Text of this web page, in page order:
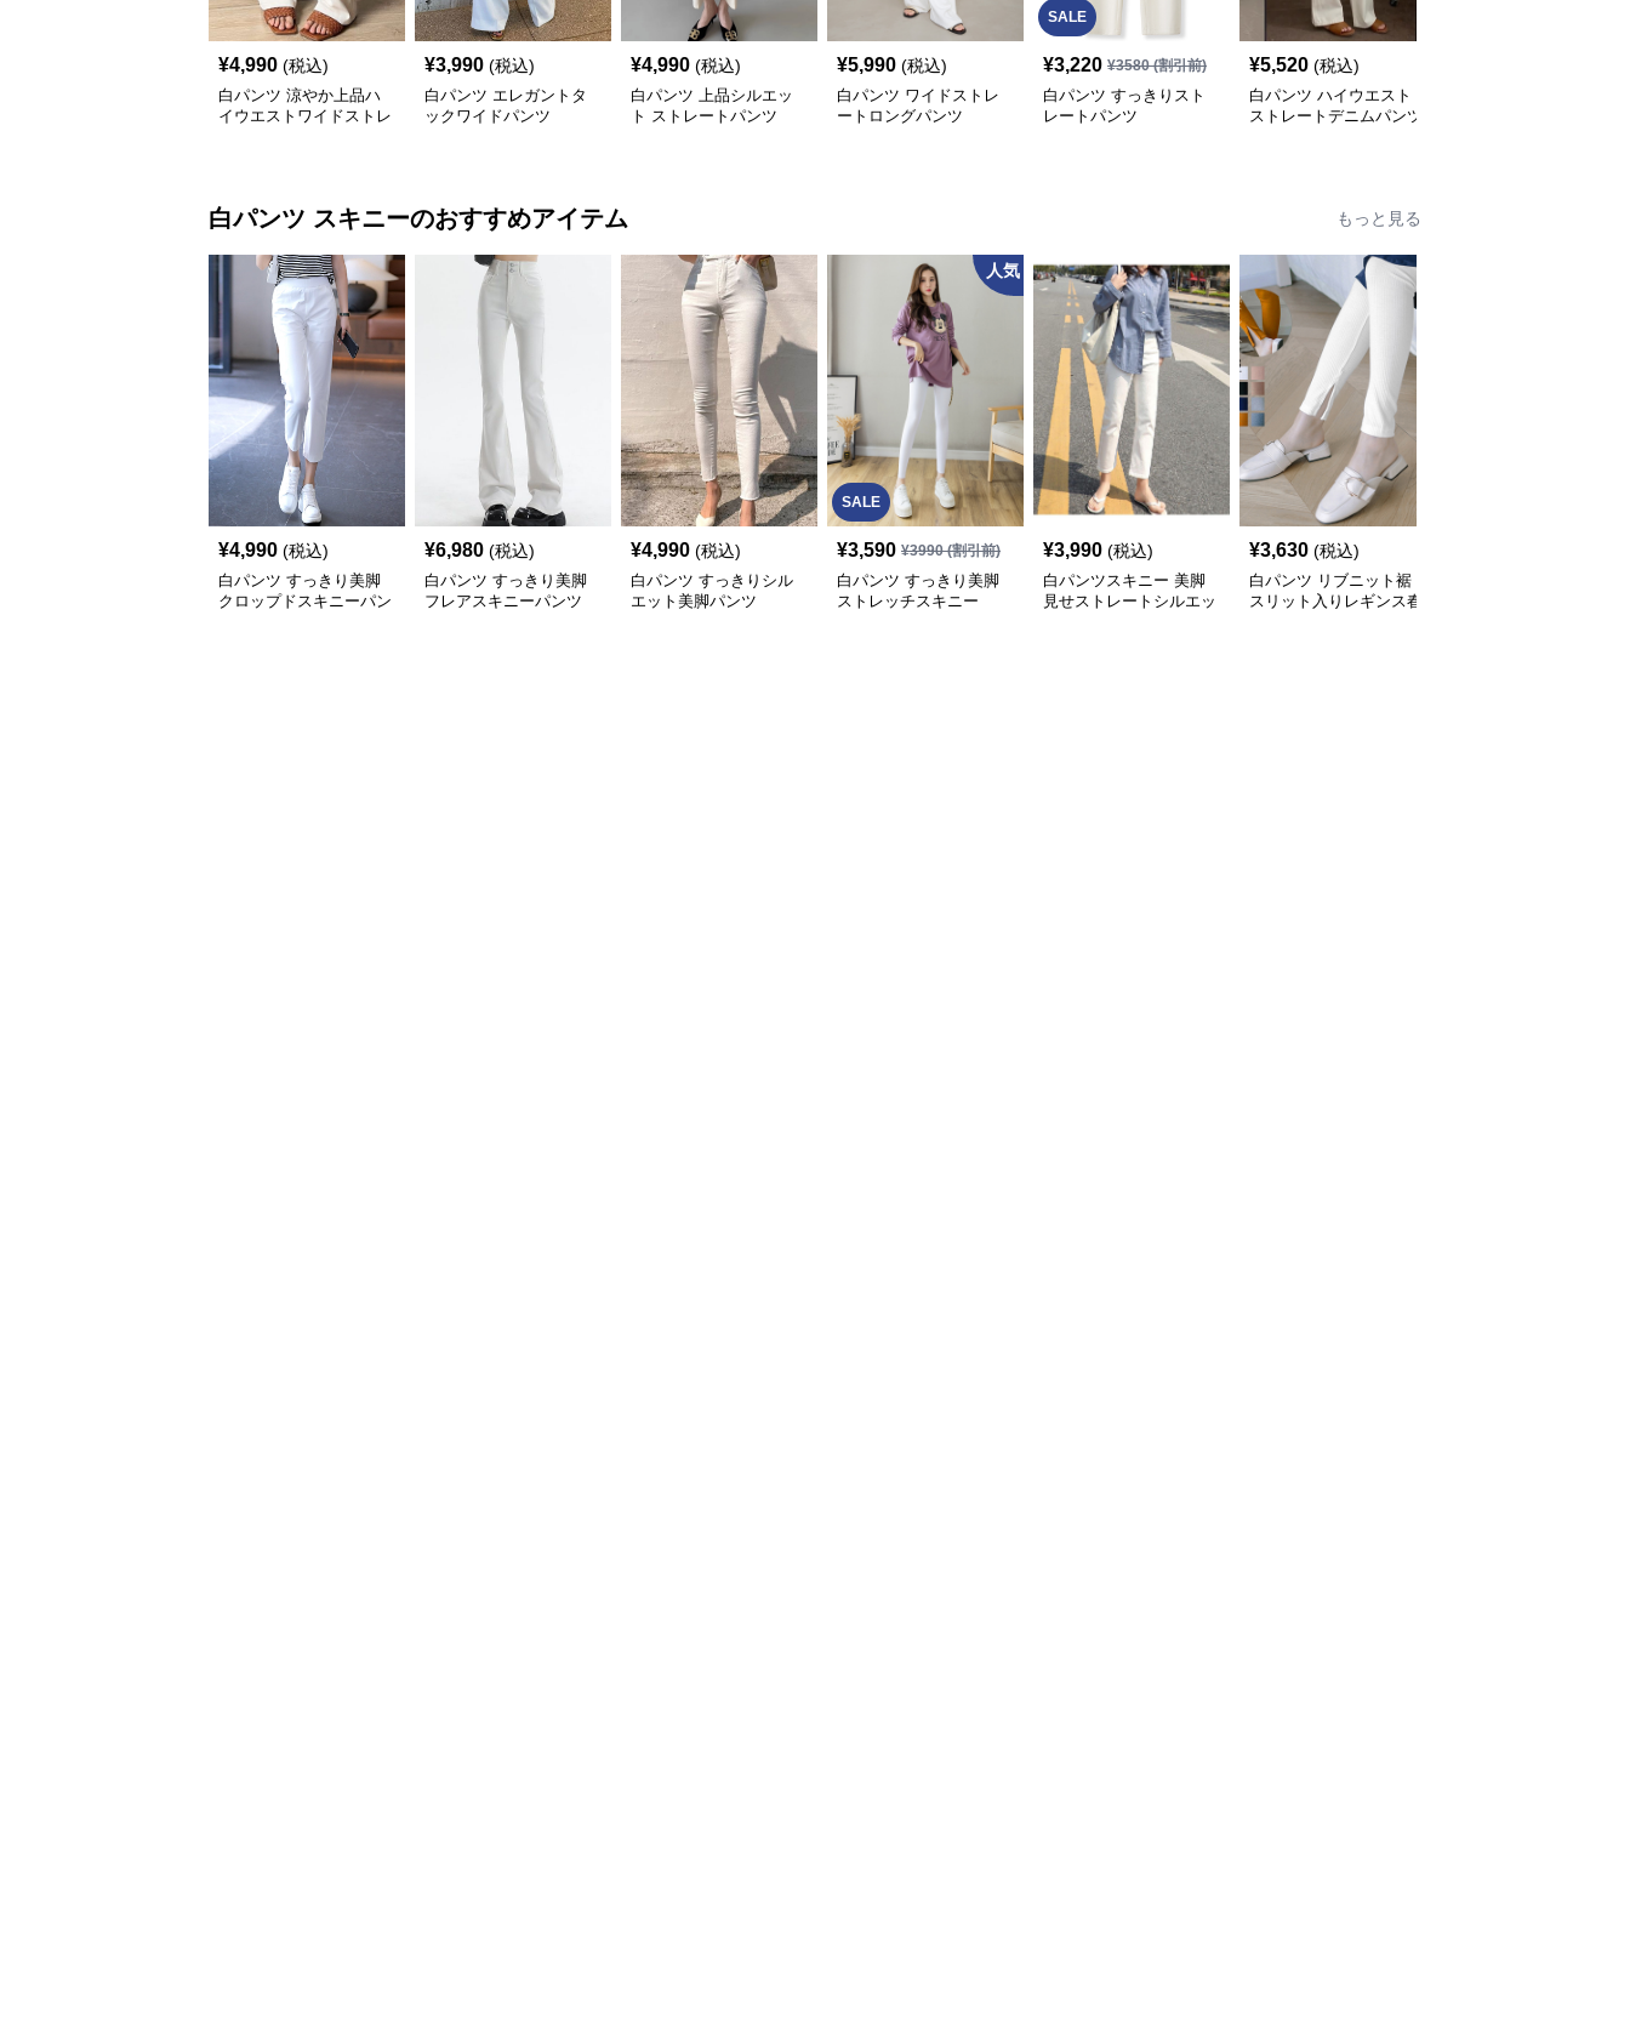
¥4,990 (税込)
白パンツ 涼やか上品ハ
イウエストワイドストレ
¥3,990 (税込)
白パンツ エレガントタ
ックワイドパンツ
¥4,990 (税込)
白パンツ 上品シルエッ
ト ストレートパンツ
¥5,990 (税込)
白パンツ ワイドストレ
ートロングパンツ
SALE
¥3,220 ¥3580(割引前)
白パンツ すっきりスト
レートパンツ
¥5,520 (税込)
白パンツ ハイウエスト
ストレートデニムパンツ
白パンツ スキニーのおすすめアイテム もっと見る
¥4,990 (税込)
白パンツ すっきり美脚
クロップドスキニーパン
¥6,980 (税込)
白パンツ すっきり美脚
フレアスキニーパンツ
¥4,990 (税込)
白パンツ すっきりシル
エット美脚パンツ
SALE
人気
¥3,590 ¥3990(割引前)
白パンツ すっきり美脚
ストレッチスキニー
¥3,990 (税込)
白パンツスキニー 美脚
見せストレートシルエッ
¥3,630 (税込)
白パンツ リブニット裾
スリット入りレギンス春